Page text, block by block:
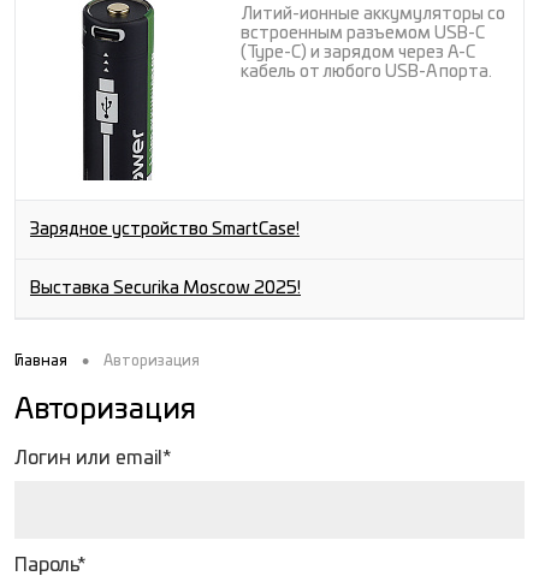
Литий-ионные аккумуляторы со
встроенным разъемом USB-C
(Type-C) и зарядом через A-C
кабель от любого USB-A порта.
Зарядное устройство SmartCase!
Выставка Securika Moscow 2025!
Главная • Авторизация
Авторизация
Логин или email*
Пароль*